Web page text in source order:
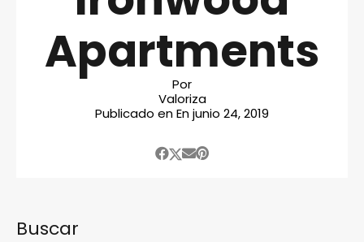
Apartments
Por
Valoriza
Publicado en Enjunio 24, 2019
Buscar